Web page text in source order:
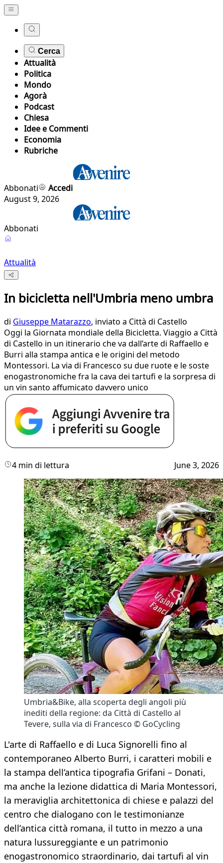
Cerca
Attualità
Politica
Mondo
Agorà
Podcast
Chiesa
Idee e Commenti
Economia
Rubriche
Abbonati
Accedi
August 9, 2026
Abbonati
Attualità
In bicicletta nell'Umbria meno umbra
di Giuseppe Matarazzo, inviato a Città di Castello
Oggi la Giornata mondiale della Bicicletta. Viaggio a Città
di Castello in un itinerario che va dall’arte di Raffaello e
Burri alla stampa antica e le origini del metodo
Montessori. La via di Francesco su due ruote e le soste
enogastronomiche fra la cava dei tartufi e la sorpresa di
un vin santo affumicato davvero unico
4 min di lettura June 3, 2026
Umbria&Bike, alla scoperta degli angoli più
inediti della regione: da Città di Castello al
Tevere, sulla via di Francesco © GoCycling
L'arte di Raffaello e di Luca Signorelli fino al
contemporaneo Alberto Burri, i caratteri mobili e
la stampa dell’antica tipografia Grifani – Donati,
ma anche la lezione didattica di Maria Montessori,
la meraviglia architettonica di chiese e palazzi del
centro che dialogano con le testimonianze
dell’antica città romana, il tutto in mezzo a una
natura lussureggiante e un patrimonio
enogastronomico straordinario, dai tartufi al vin